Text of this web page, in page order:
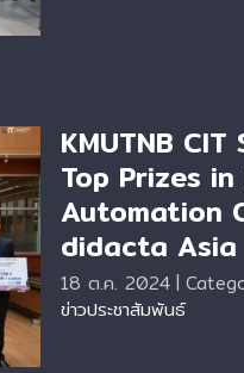
KMUTNB
Top Prizes
Automation
didacta
18 ต.ค. 2024 |
ข่าวประชาสัมพันธ์